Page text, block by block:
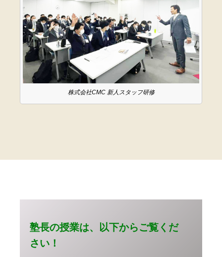
株式会社CMC 新人スタッフ研修
塾長の授業は、以下からご覧くだ
さい！